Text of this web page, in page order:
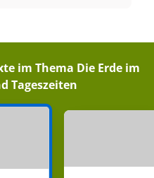
im Thema Die Erde im
Tageszeiten